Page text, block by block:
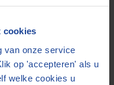
cookies
van onze service
op 'accepteren' als u
welke cookies u
van kinderen uit
betekent
brengt aan de
Vergelijk hier